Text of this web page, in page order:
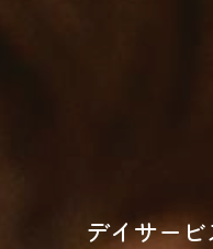
デイサー